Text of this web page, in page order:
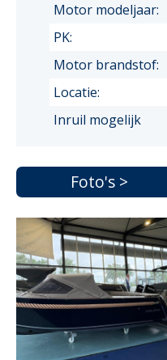
Motor modeljaar:
PK:
Motor brandstof:
Locatie:
Inruil mogelijk
Foto's >